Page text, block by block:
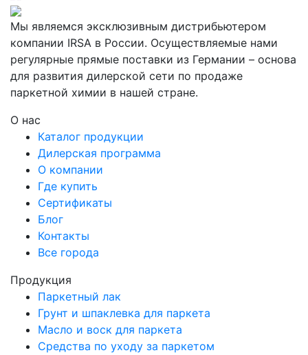
Мы являемся эксклюзивным дистрибьютером
компании IRSA в России. Осуществляемые нами
регулярные прямые поставки из Германии – основа
для развития дилерской сети по продаже
паркетной химии в нашей стране.
О нас
Каталог продукции
Дилерская программа
О компании
Где купить
Сертификаты
Блог
Контакты
Все города
Продукция
Паркетный лак
Грунт и шпаклевка для паркета
Масло и воск для паркета
Средства по уходу за паркетом